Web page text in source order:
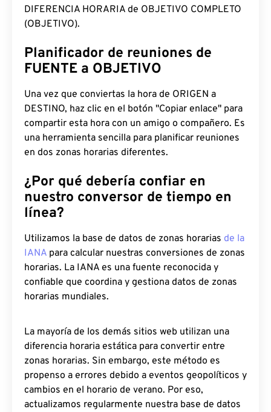
DIFERENCIA HORARIA de OBJETIVO COMPLETO
(OBJETIVO).
Planificador de reuniones de
FUENTE a OBJETIVO
Una vez que conviertas la hora de ORIGEN a
DESTINO, haz clic en el botón "Copiar enlace" para
compartir esta hora con un amigo o compañero. Es
una herramienta sencilla para planificar reuniones
en dos zonas horarias diferentes.
¿Por qué debería confiar en
nuestro conversor de tiempo en
línea?
Utilizamos la base de datos de zonas horarias de la
IANA para calcular nuestras conversiones de zonas
horarias. La IANA es una fuente reconocida y
confiable que coordina y gestiona datos de zonas
horarias mundiales.
La mayoría de los demás sitios web utilizan una
diferencia horaria estática para convertir entre
zonas horarias. Sin embargo, este método es
propenso a errores debido a eventos geopolíticos y
cambios en el horario de verano. Por eso,
actualizamos regularmente nuestra base de datos